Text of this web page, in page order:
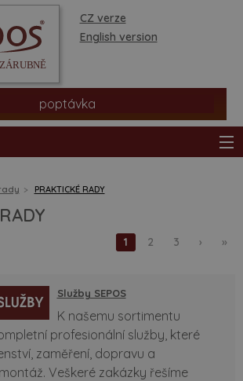
CZ verze
English version
poptávka
PRAKTICKÉ RADY
1 2 3 › »
Služby SEPOS
K našemu sortimentu
profesionální služby, které
zaměření, dopravu a
Veškeré zakázky řešíme